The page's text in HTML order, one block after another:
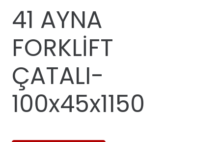
41 AYNA
FORKLİFT
ÇATALI-
100x45x1150